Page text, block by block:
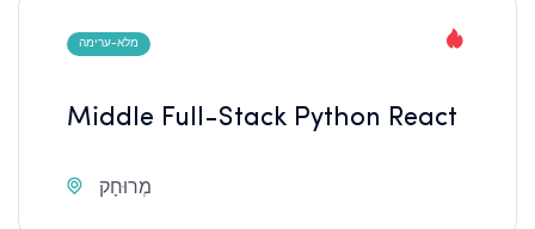
מלא-ערימה
Middle Full-Stack Python React
מְרוּחָק